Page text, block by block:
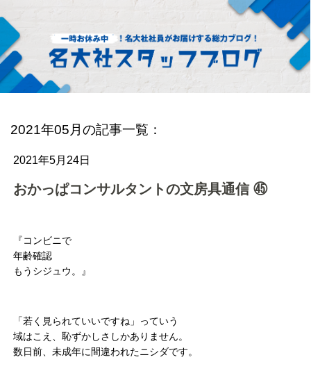
2021年05月の記事一覧：
2021年5月24日
おかっぱコンサルタントの文房具通信 ㊺
『コンビニで
年齢確認
もうシジュウ。』
「若く見られていいですね」っていう
域はこえ、恥ずかしさしかありません。
数日前、未成年に間違われたニシダです。